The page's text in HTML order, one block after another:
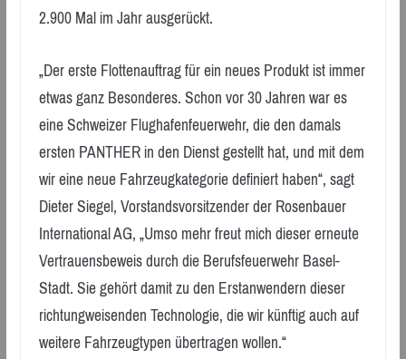
2.900 Mal im Jahr ausgerückt.
„Der erste Flottenauftrag für ein neues Produkt ist immer
etwas ganz Besonderes. Schon vor 30 Jahren war es
eine Schweizer Flughafenfeuerwehr, die den damals
ersten PANTHER in den Dienst gestellt hat, und mit dem
wir eine neue Fahrzeugkategorie definiert haben“, sagt
Dieter Siegel, Vorstandsvorsitzender der Rosenbauer
International AG, „Umso mehr freut mich dieser erneute
Vertrauensbeweis durch die Berufsfeuerwehr Basel-
Stadt. Sie gehört damit zu den Erstanwendern dieser
richtungweisenden Technologie, die wir künftig auch auf
weitere Fahrzeugtypen übertragen wollen.“